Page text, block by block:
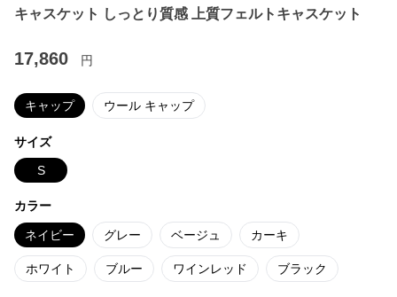
キャスケット しっとり質感 上質フェルトキャスケット
17,860 円
キャップ ウール キャップ
サイズ
S
カラー
ネイビー グレー ベージュ カーキ
ホワイト ブルー ワインレッド ブラック